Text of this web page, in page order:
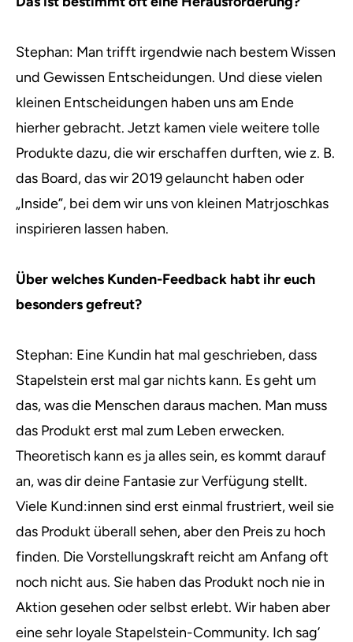
Stephan: Man trifft irgendwie nach bestem Wissen
und Gewissen Entscheidungen. Und diese vielen
kleinen Entscheidungen haben uns am Ende
hierher gebracht. Jetzt kamen viele weitere tolle
Produkte dazu, die wir erschaffen durften, wie z. B.
das Board, das wir 2019 gelauncht haben oder
„Inside”, bei dem wir uns von kleinen Matrjoschkas
inspirieren lassen haben.
Über welches Kunden-Feedback habt ihr euch
besonders gefreut?
Stephan: Eine Kundin hat mal geschrieben, dass
Stapelstein erst mal gar nichts kann. Es geht um
das, was die Menschen daraus machen. Man muss
das Produkt erst mal zum Leben erwecken.
Theoretisch kann es ja alles sein, es kommt darauf
an, was dir deine Fantasie zur Verfügung stellt.
Viele Kund:innen sind erst einmal frustriert, weil sie
das Produkt überall sehen, aber den Preis zu hoch
finden. Die Vorstellungskraft reicht am Anfang oft
noch nicht aus. Sie haben das Produkt noch nie in
Aktion gesehen oder selbst erlebt. Wir haben aber
eine sehr loyale Stapelstein-Community. Ich sag’